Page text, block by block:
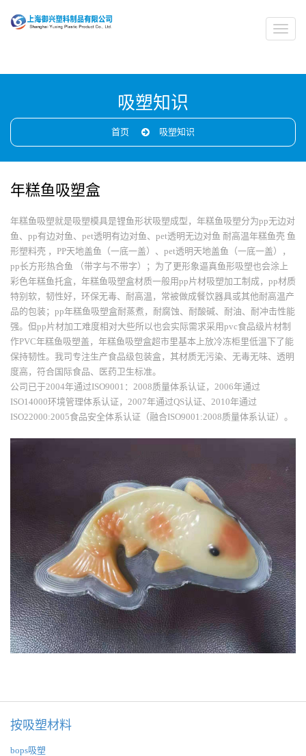
吸塑知识
首页 吸塑知识
年糕鱼吸塑盒
年糕鱼吸塑就是吸塑模具是锂鱼形状吸塑成型，年糕鱼吸塑分为pp无边对
鱼、pp有边对鱼、pet透明有边对鱼、pet透明无边对鱼 耐高温年糕鱼壳 鱼
形塑料壳 ，PP天地盖鱼（一底一盖）、pet透明天地盖鱼（一底一盖），
pp长方形热合鱼 （带字与不带字）；为了更形象逼真鱼形吸塑也会涂上
彩色年糕鱼托盒，年糕鱼吸塑盒材质一般用pp片材吸塑加工制成，pp材质
特别软，韧性好，环保无毒、耐高温，常被做成餐饮器具或其他耐高温产
品的包装；pp年糕鱼吸塑盒耐蒸煮，耐腐蚀、耐酸碱、耐油、耐冲击性能
强。但pp片材加工难度相对大些所以也会实际需求采用pvc食品级片材制
作PVC年糕鱼吸塑盖，年糕鱼吸塑盒超市里基本上放冷冻柜里低温下了能
保持韧性。我司专注生产食品级包装盒，其材质无污染、无毒无味、透明
度高，符合国际食品、医药卫生标准。
公司已于2004年通过ISO9001：2008质量体系认证，2006年通过
ISO14000环境管理体系认证，2007年通过QS认证、2010年通过
ISO22000:2005食品安全体系认证（融合ISO9001:2008质量体系认证）。
按吸塑材料
bops吸塑